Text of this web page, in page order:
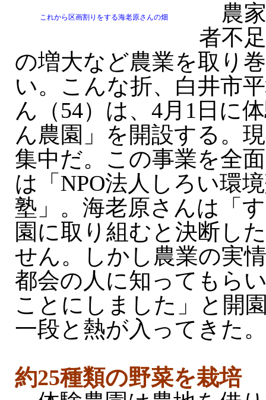
これから区画割りをする海老原さんの畑
農家
者不
の増大など農業を取り
い。こんな折、白井市
ん（54）は、4月1日に
ん農園」を開設する。
集中だ。この事業を全
は「NPO法人しろい環
塾」。海老原さんは「
園に取り組むと決断し
せん。しかし農業の実
都会の人に知ってもら
ことにしました」と開
一段と熱が入ってきた。
約25種類の野菜を栽培